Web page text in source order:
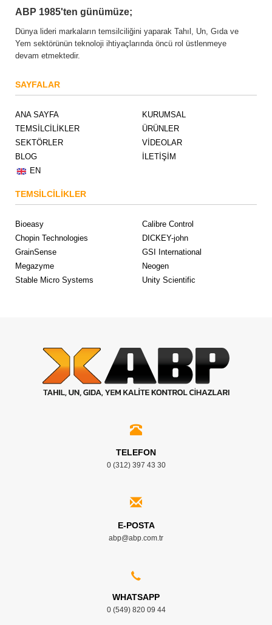
ABP 1985'ten günümüze;
Dünya lideri markaların temsilciliğini yaparak Tahıl, Un, Gıda ve
Yem sektörünün teknoloji ihtiyaçlarında öncü rol üstlenmeye
devam etmektedir.
SAYFALAR
ANA SAYFA
KURUMSAL
TEMSİLCİLİKLER
ÜRÜNLER
SEKTÖRLER
VİDEOLAR
BLOG
İLETİŞİM
EN
TEMSİLCİLİKLER
Bioeasy
Calibre Control
Chopin Technologies
DICKEY-john
GrainSense
GSI International
Megazyme
Neogen
Stable Micro Systems
Unity Scientific
TELEFON
0 (312) 397 43 30
E-POSTA
abp@abp.com.tr
WHATSAPP
0 (549) 820 09 44